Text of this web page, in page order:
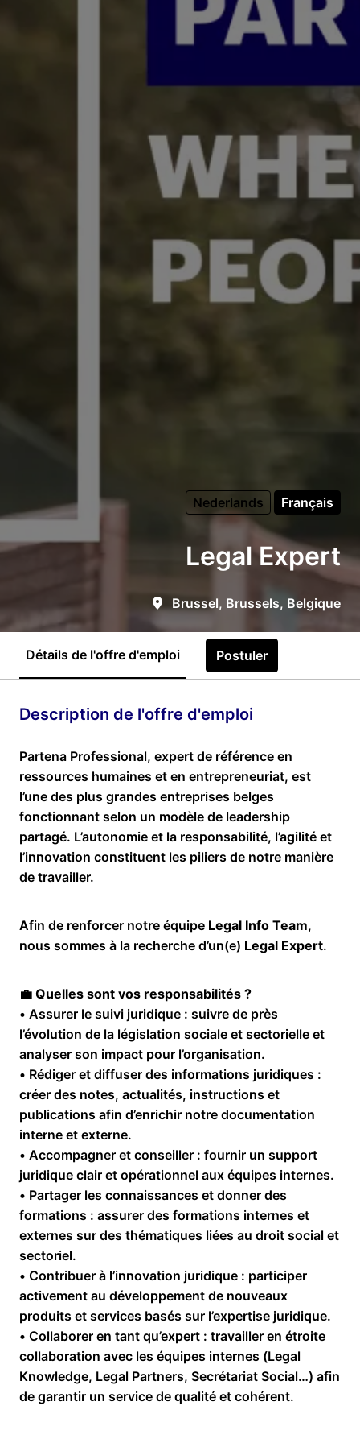
Nederlands Français
Legal Expert
Brussel, Brussels, Belgique
Détails de l'offre d'emploi Postuler
Description de l'offre d'emploi
Partena Professional, expert de référence en
ressources humaines et en entrepreneuriat, est
l’une des plus grandes entreprises belges
fonctionnant selon un modèle de leadership
partagé. L’autonomie et la responsabilité, l’agilité et
l’innovation constituent les piliers de notre manière
de travailler.
Afin de renforcer notre équipe Legal Info Team,
nous sommes à la recherche d’un(e) Legal Expert.
💼 Quelles sont vos responsabilités ?
• Assurer le suivi juridique : suivre de près
l’évolution de la législation sociale et sectorielle et
analyser son impact pour l’organisation.
• Rédiger et diffuser des informations juridiques :
créer des notes, actualités, instructions et
publications afin d’enrichir notre documentation
interne et externe.
• Accompagner et conseiller : fournir un support
juridique clair et opérationnel aux équipes internes.
• Partager les connaissances et donner des
formations : assurer des formations internes et
externes sur des thématiques liées au droit social et
sectoriel.
• Contribuer à l’innovation juridique : participer
activement au développement de nouveaux
produits et services basés sur l’expertise juridique.
• Collaborer en tant qu’expert : travailler en étroite
collaboration avec les équipes internes (Legal
Knowledge, Legal Partners, Secrétariat Social…) afin
de garantir un service de qualité et cohérent.